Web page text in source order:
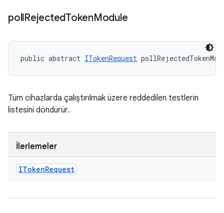
pollRejectedTokenModule
public abstract ITokenRequest
Tüm cihazlarda çalıştırılmak üzere reddedilen testlerin
listesini döndürür.
İlerlemeler
ITokenRequest